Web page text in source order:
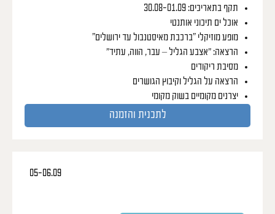
תקף בתאריכים: 30.08-01.09
אוכל ים תיכוני אותנטי
מופע מוזיקלי “ברכבת מאיסטנבול עד ירושלים”
הרצאה: ״אצבע הגליל – עבר, הווה, עתיד״
מסיבת ריקודים
הרצאה על הגליל וקיבוץ הגושרים
יצרנים מקומיים בשוק מקומי
לתכנית והזמנה
05-06.09סדרת ״נשים שוברות שגרה״